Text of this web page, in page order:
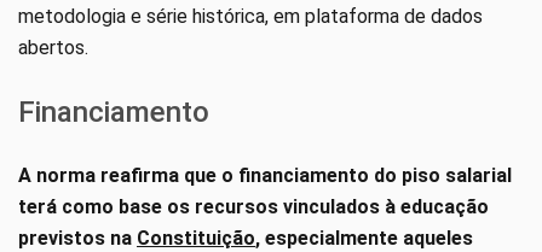
metodologia e série histórica, em plataforma de dados
abertos.
Financiamento
A norma reafirma que o financiamento do piso salarial
terá como base os recursos vinculados à educação
previstos na Constituição, especialmente aqueles